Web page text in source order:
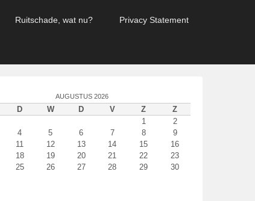
Ruitschade, wat nu? Privacy Statement
AUGUSTUS 2026
D W D V Z
Z
1
2
4 5 6 7 8
9
11 12 13 14 15
16
18 19 20 21 22
23
25 26 27 28 29
30